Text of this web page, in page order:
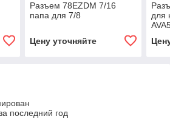
Разъем 78EZDM 7/16
папа для 7/8
Цену уточняйте
для
последний год